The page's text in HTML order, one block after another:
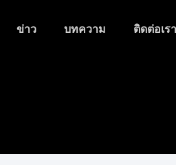
ข่าว บทความ ติดต่อเรา